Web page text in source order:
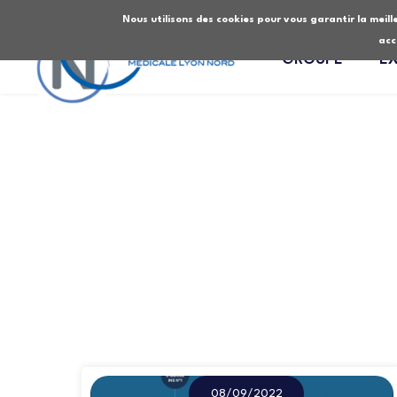
Nous utilisons des cookies pour vous garantir la
GROUPE
08/09/2022